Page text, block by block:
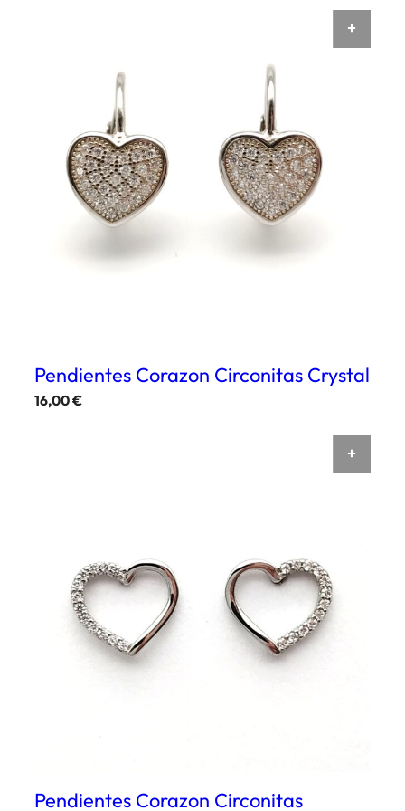
Pendientes Corazon Circonitas Crystal
16,00€
Pendientes Corazon Circonitas